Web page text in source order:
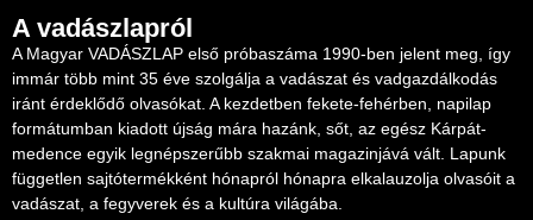
A vadászlapról
A Magyar VADÁSZLAP első próbaszáma 1990-ben jelent meg, így
immár több mint 35 éve szolgálja a vadászat és vadgazdálkodás
iránt érdeklődő olvasókat. A kezdetben fekete-fehérben, napilap
formátumban kiadott újság mára hazánk, sőt, az egész Kárpát-
medence egyik legnépszerűbb szakmai magazinjává vált. Lapunk
független sajtótermékként hónapról hónapra elkalauzolja olvasóit a
vadászat, a fegyverek és a kultúra világába.